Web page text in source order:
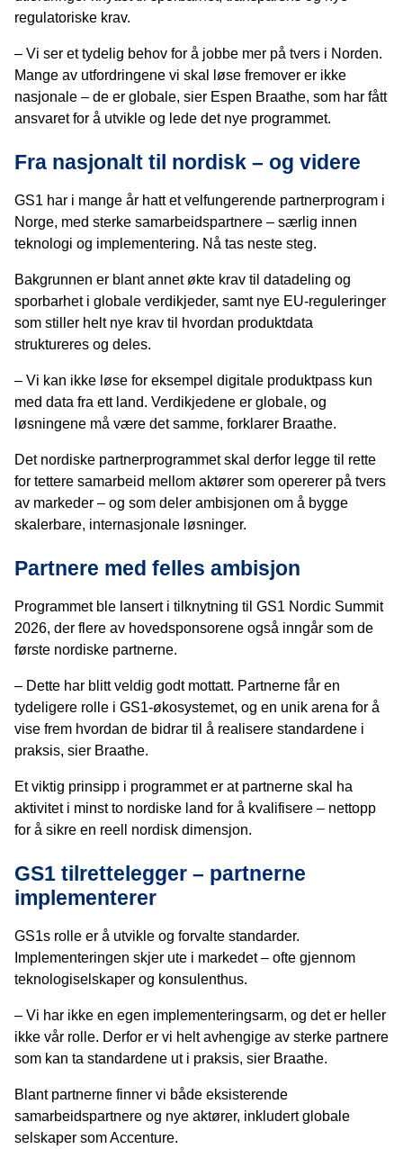
regulatoriske krav.
– Vi ser et tydelig behov for å jobbe mer på tvers i Norden.
Mange av utfordringene vi skal løse fremover er ikke
nasjonale – de er globale, sier Espen Braathe, som har fått
ansvaret for å utvikle og lede det nye programmet.
Fra nasjonalt til nordisk – og videre
GS1 har i mange år hatt et velfungerende partnerprogram i
Norge, med sterke samarbeidspartnere – særlig innen
teknologi og implementering. Nå tas neste steg.
Bakgrunnen er blant annet økte krav til datadeling og
sporbarhet i globale verdikjeder, samt nye EU-reguleringer
som stiller helt nye krav til hvordan produktdata
struktureres og deles.
– Vi kan ikke løse for eksempel digitale produktpass kun
med data fra ett land. Verdikjedene er globale, og
løsningene må være det samme, forklarer Braathe.
Det nordiske partnerprogrammet skal derfor legge til rette
for tettere samarbeid mellom aktører som opererer på tvers
av markeder – og som deler ambisjonen om å bygge
skalerbare, internasjonale løsninger.
Partnere med felles ambisjon
Programmet ble lansert i tilknytning til GS1 Nordic Summit
2026, der flere av hovedsponsorene også inngår som de
første nordiske partnerne.
– Dette har blitt veldig godt mottatt. Partnerne får en
tydeligere rolle i GS1-økosystemet, og en unik arena for å
vise frem hvordan de bidrar til å realisere standardene i
praksis, sier Braathe.
Et viktig prinsipp i programmet er at partnerne skal ha
aktivitet i minst to nordiske land for å kvalifisere – nettopp
for å sikre en reell nordisk dimensjon.
GS1 tilrettelegger – partnerne
implementerer
GS1s rolle er å utvikle og forvalte standarder.
Implementeringen skjer ute i markedet – ofte gjennom
teknologiselskaper og konsulenthus.
– Vi har ikke en egen implementeringsarm, og det er heller
ikke vår rolle. Derfor er vi helt avhengige av sterke partnere
som kan ta standardene ut i praksis, sier Braathe.
Blant partnerne finner vi både eksisterende
samarbeidspartnere og nye aktører, inkludert globale
selskaper som Accenture.